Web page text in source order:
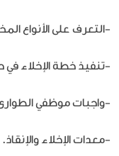
-التعرف على الأنواع
-تنفيذ خطة الإخلاء في
-واجبات موظفي
-معدات الإخلاء والإنقاذ.